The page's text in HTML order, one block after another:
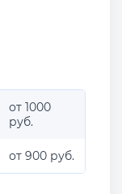
от 1000
руб.
от 900 руб.